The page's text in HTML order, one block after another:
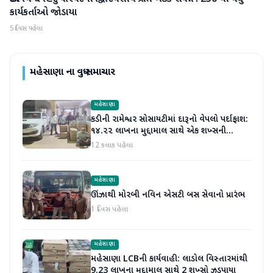
કાર્યકર્તાઓ જોડાયા
5 દિવસ પહેલા
મહેસાણાના વધુ સમાચાર
મહેસાણા
કડીની રામેશ્વર સોસાયટીમાં દારૂનો વેપલો પર્દાફાશ:
૧૪.૨૨ લાખના મુદ્દામાલ સાથે એક શખ્સની
ધરપકડ
12 કલાક પહેલા
મહેસાણા
ઊંઝાથી મોરબી નવિન એસટી બસ સેવાનો પ્રારંભ
1 દિવસ પહેલા
મહેસાણા
મહેસાણા LCBની કાર્યવાહી: લાડોલ વિસ્તારમાંથી